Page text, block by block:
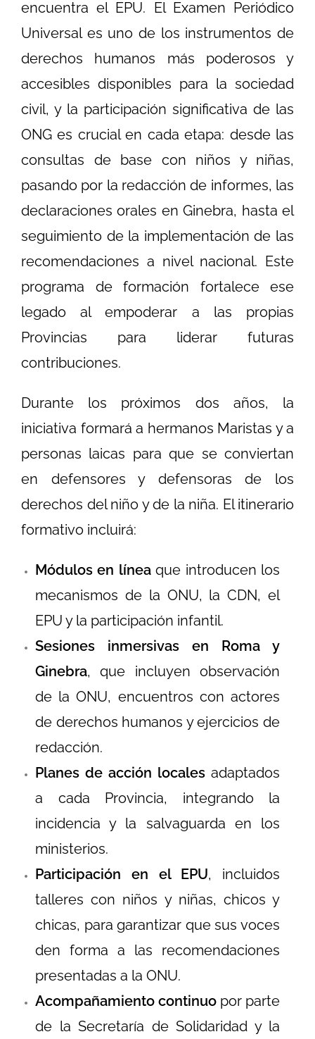
encuentra el EPU. El Examen Periódico
Universal es uno de los instrumentos de
derechos humanos más poderosos y
accesibles disponibles para la sociedad
civil, y la participación significativa de las
ONG es crucial en cada etapa: desde las
consultas de base con niños y niñas,
pasando por la redacción de informes, las
declaraciones orales en Ginebra, hasta el
seguimiento de la implementación de las
recomendaciones a nivel nacional. Este
programa de formación fortalece ese
legado al empoderar a las propias
Provincias para liderar futuras
contribuciones.
Durante los próximos dos años, la
iniciativa formará a hermanos Maristas y a
personas laicas para que se conviertan
en defensores y defensoras de los
derechos del niño y de la niña. El itinerario
formativo incluirá:
Módulos en líneaque introducen los
mecanismos de la ONU, la CDN, el
EPU y la participación infantil.
Sesiones inmersivas en Roma y
Ginebra, que incluyen observación
de la ONU, encuentros con actores
de derechos humanos y ejercicios de
redacción.
Planes de acción locales adaptados
a cada Provincia, integrando la
incidencia y la salvaguarda en los
ministerios.
Participación en el EPU, incluidos
talleres con niños y niñas, chicos y
chicas, para garantizar que sus voces
den forma a las recomendaciones
presentadas a la ONU.
Acompañamiento continuo por parte
de la Secretaría de Solidaridad y la